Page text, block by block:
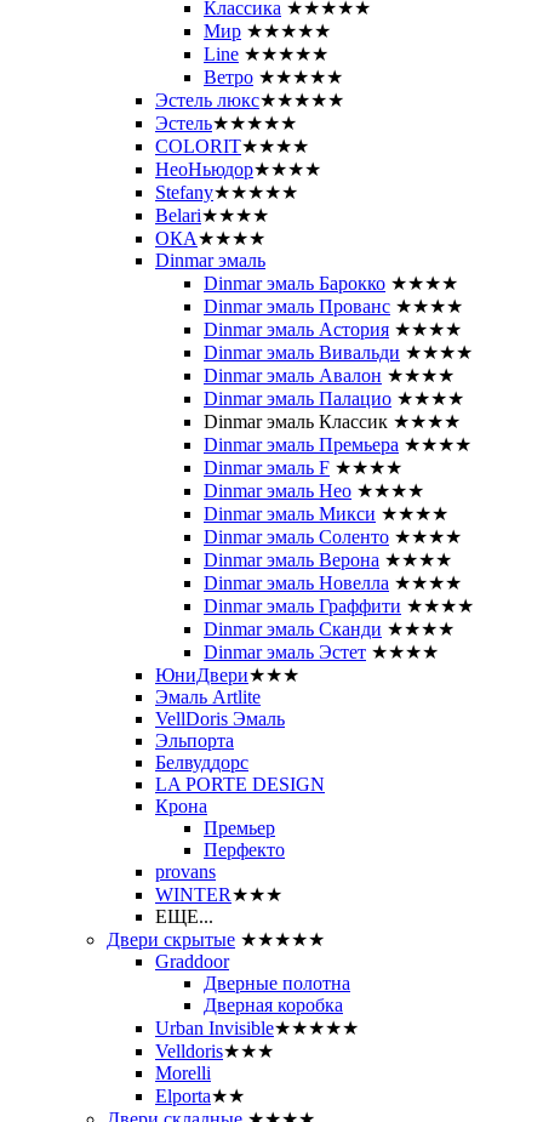
Классика ★★★★★
Мир ★★★★★
Line ★★★★★
Ветро ★★★★★
Эстель люкс★★★★★
Эстель★★★★★
COLORIT★★★★
НеоНьюдор★★★★
Stefany★★★★★
Belari★★★★
ОКА★★★★
Dinmar эмаль
Dinmar эмаль Барокко ★★★★
Dinmar эмаль Прованс ★★★★
Dinmar эмаль Астория ★★★★
Dinmar эмаль Вивальди ★★★★
Dinmar эмаль Авалон ★★★★
Dinmar эмаль Палацио ★★★★
Dinmar эмаль Классик ★★★★
Dinmar эмаль Премьера ★★★★
Dinmar эмаль F ★★★★
Dinmar эмаль Нео ★★★★
Dinmar эмаль Микси ★★★★
Dinmar эмаль Соленто ★★★★
Dinmar эмаль Верона ★★★★
Dinmar эмаль Новелла ★★★★
Dinmar эмаль Граффити ★★★★
Dinmar эмаль Сканди ★★★★
Dinmar эмаль Эстет ★★★★
ЮниДвери★★★
Эмаль Artlite
VellDoris Эмаль
Эльпорта
Белвуддорс
LA PORTE DESIGN
Крона
Премьер
Перфекто
provans
WINTER★★★
ЕЩЕ...
Двери скрытые ★★★★★
Graddoor
Дверные полотна
Дверная коробка
Urban Invisible★★★★★
Velldoris★★★
Morelli
Elporta★★